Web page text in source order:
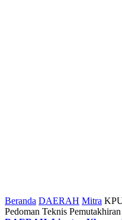
Beranda DAERAH Mitra
Pedoman Teknis